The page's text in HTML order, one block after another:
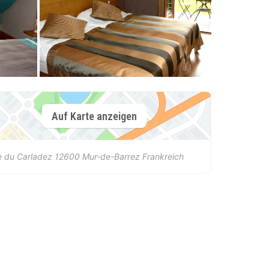
Auf Karte anzeigen
du Carladez 12600 Mur-de-Barrez Frankreich